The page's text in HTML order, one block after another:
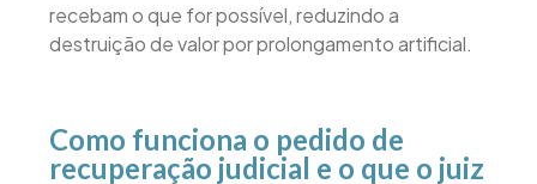
recebam o que for possível, reduzindo a
destruição de valor por prolongamento artificial.
Como funciona o pedido de
recuperação judicial e o que o juiz